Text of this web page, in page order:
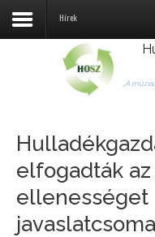
Jogszabályok
Hulladékhasznosítás
Hírek
Hírek
„A
elfogadták
ellenességet